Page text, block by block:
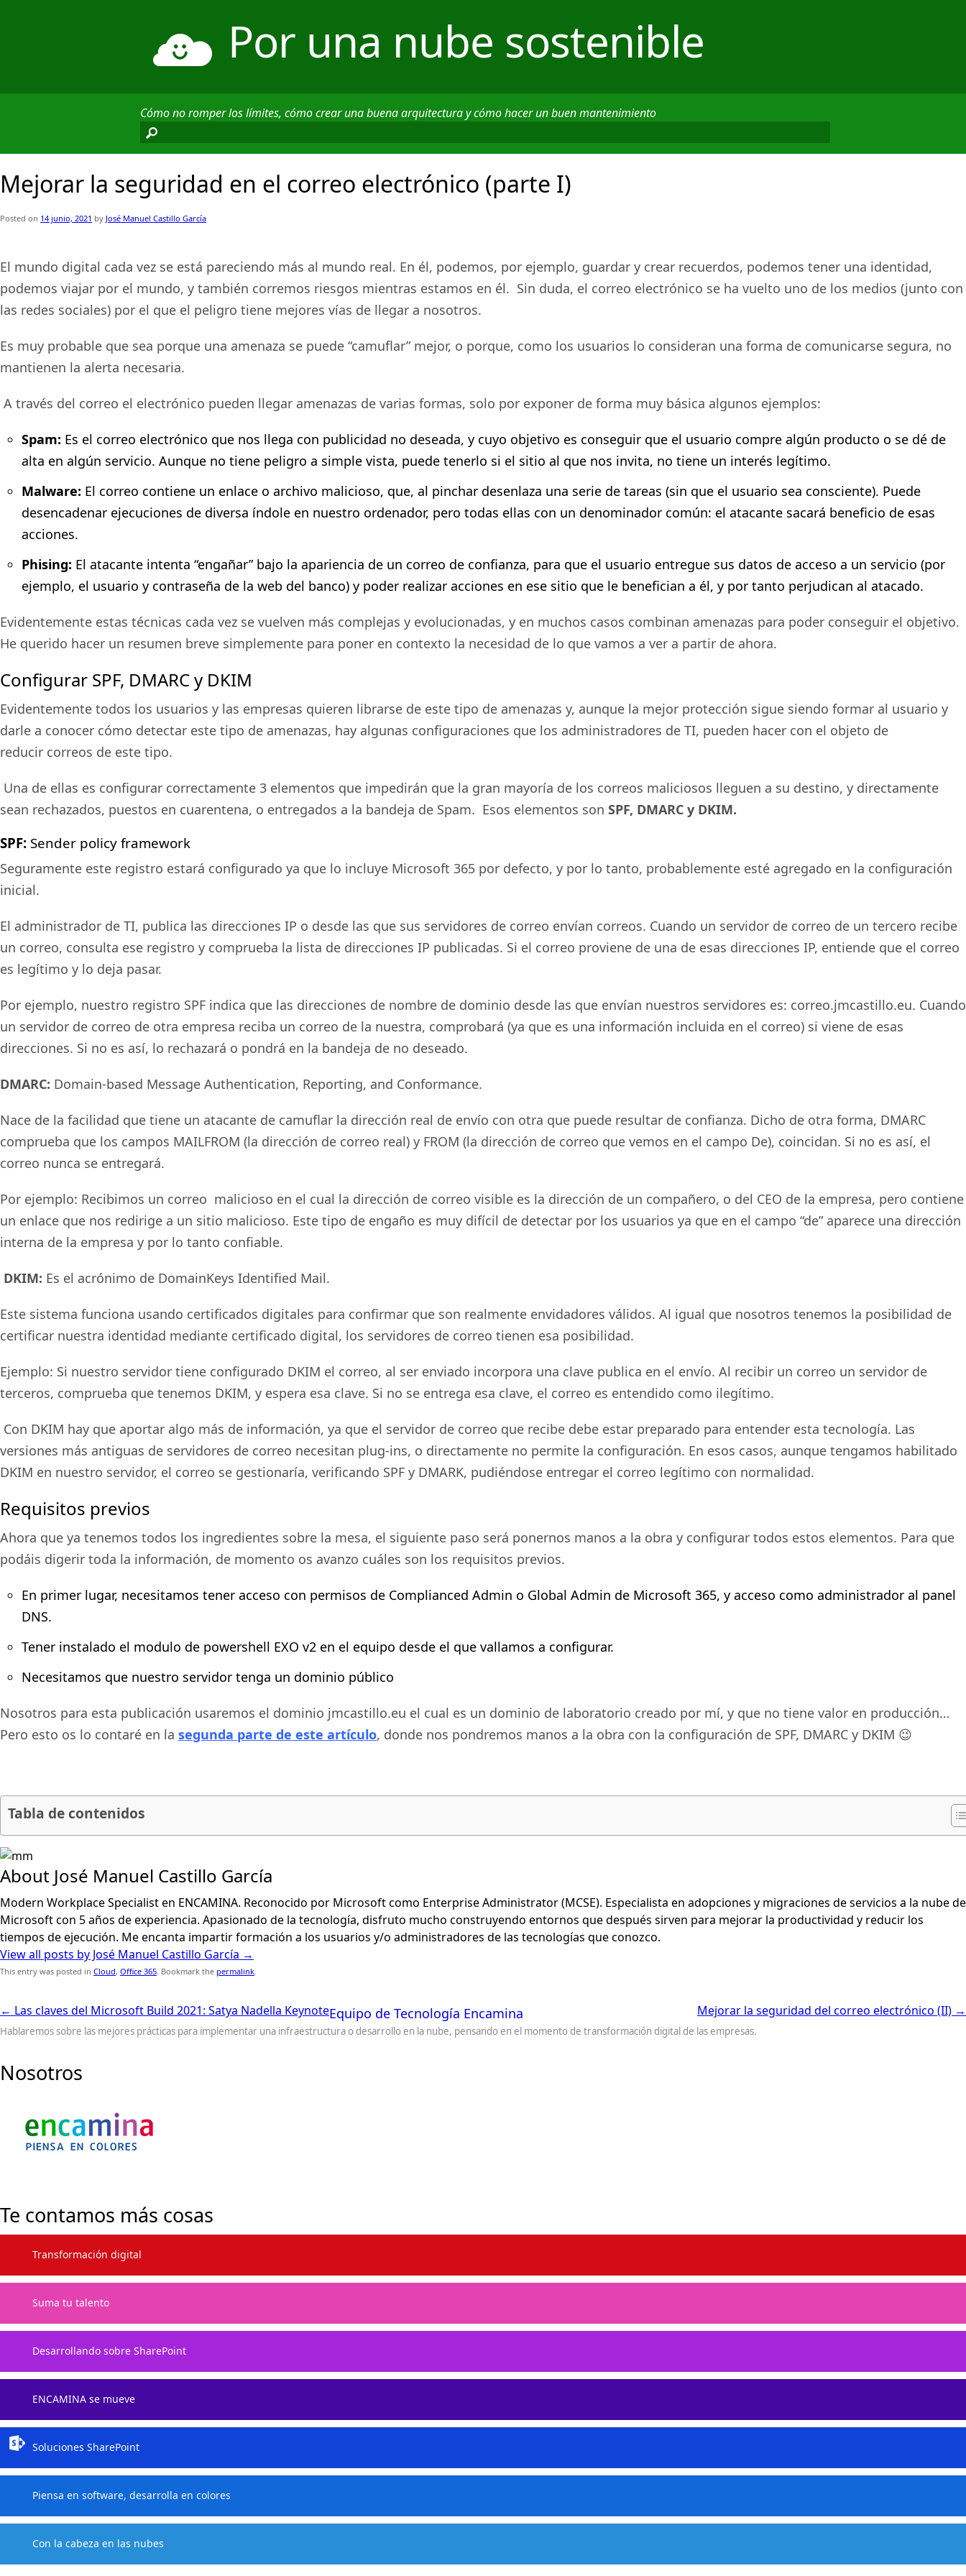
Por una nube sostenible
Cómo no romper los límites, cómo crear una buena arquitectura y cómo hacer un buen mantenimiento
Mejorar la seguridad en el correo electrónico (parte I)
Posted on 14 junio, 2021 by José Manuel Castillo García
El mundo digital cada vez se está pareciendo más al mundo real. En él, podemos, por ejemplo, guardar y crear recuerdos, podemos tener una identidad,
podemos viajar por el mundo, y también corremos riesgos mientras estamos en él. Sin duda, el correo electrónico se ha vuelto uno de los medios (junto con
las redes sociales) por el que el peligro tiene mejores vías de llegar a nosotros.
Es muy probable que sea porque una amenaza se puede “camuflar” mejor, o porque, como los usuarios lo consideran una forma de comunicarse segura, no
mantienen la alerta necesaria.
A través del correo el electrónico pueden llegar amenazas de varias formas, solo por exponer de forma muy básica algunos ejemplos:
Spam: Es el correo electrónico que nos llega con publicidad no deseada, y cuyo objetivo es conseguir que el usuario compre algún producto o se dé de
alta en algún servicio. Aunque no tiene peligro a simple vista, puede tenerlo si el sitio al que nos invita, no tiene un interés legítimo.
Malware: El correo contiene un enlace o archivo malicioso, que, al pinchar desenlaza una serie de tareas (sin que el usuario sea consciente). Puede
desencadenar ejecuciones de diversa índole en nuestro ordenador, pero todas ellas con un denominador común: el atacante sacará beneficio de esas
acciones.
Phising: El atacante intenta “engañar” bajo la apariencia de un correo de confianza, para que el usuario entregue sus datos de acceso a un servicio (por
ejemplo, el usuario y contraseña de la web del banco) y poder realizar acciones en ese sitio que le benefician a él, y por tanto perjudican al atacado.
Evidentemente estas técnicas cada vez se vuelven más complejas y evolucionadas, y en muchos casos combinan amenazas para poder conseguir el objetivo.
He querido hacer un resumen breve simplemente para poner en contexto la necesidad de lo que vamos a ver a partir de ahora.
Configurar SPF, DMARC y DKIM
Evidentemente todos los usuarios y las empresas quieren librarse de este tipo de amenazas y, aunque la mejor protección sigue siendo formar al usuario y
darle a conocer cómo detectar este tipo de amenazas, hay algunas configuraciones que los administradores de TI, pueden hacer con el objeto de
reducir correos de este tipo.
Una de ellas es configurar correctamente 3 elementos que impedirán que la gran mayoría de los correos maliciosos lleguen a su destino, y directamente
sean rechazados, puestos en cuarentena, o entregados a la bandeja de Spam. Esos elementos son SPF, DMARC y DKIM.
SPF: Sender policy framework
Seguramente este registro estará configurado ya que lo incluye Microsoft 365 por defecto, y por lo tanto, probablemente esté agregado en la configuración
inicial.
El administrador de TI, publica las direcciones IP o desde las que sus servidores de correo envían correos. Cuando un servidor de correo de un tercero recibe
un correo, consulta ese registro y comprueba la lista de direcciones IP publicadas. Si el correo proviene de una de esas direcciones IP, entiende que el correo
es legítimo y lo deja pasar.
Por ejemplo, nuestro registro SPF indica que las direcciones de nombre de dominio desde las que envían nuestros servidores es: correo.jmcastillo.eu. Cuando
un servidor de correo de otra empresa reciba un correo de la nuestra, comprobará (ya que es una información incluida en el correo) si viene de esas
direcciones. Si no es así, lo rechazará o pondrá en la bandeja de no deseado.
DMARC: Domain-based Message Authentication, Reporting, and Conformance.
Nace de la facilidad que tiene un atacante de camuflar la dirección real de envío con otra que puede resultar de confianza. Dicho de otra forma, DMARC
comprueba que los campos MAILFROM (la dirección de correo real) y FROM (la dirección de correo que vemos en el campo De), coincidan. Si no es así, el
correo nunca se entregará.
Por ejemplo: Recibimos un correo malicioso en el cual la dirección de correo visible es la dirección de un compañero, o del CEO de la empresa, pero contiene
un enlace que nos redirige a un sitio malicioso. Este tipo de engaño es muy difícil de detectar por los usuarios ya que en el campo “de” aparece una dirección
interna de la empresa y por lo tanto confiable.
DKIM: Es el acrónimo de DomainKeys Identified Mail.
Este sistema funciona usando certificados digitales para confirmar que son realmente envidadores válidos. Al igual que nosotros tenemos la posibilidad de
certificar nuestra identidad mediante certificado digital, los servidores de correo tienen esa posibilidad.
Ejemplo: Si nuestro servidor tiene configurado DKIM el correo, al ser enviado incorpora una clave publica en el envío. Al recibir un correo un servidor de
terceros, comprueba que tenemos DKIM, y espera esa clave. Si no se entrega esa clave, el correo es entendido como ilegítimo.
Con DKIM hay que aportar algo más de información, ya que el servidor de correo que recibe debe estar preparado para entender esta tecnología. Las
versiones más antiguas de servidores de correo necesitan plug-ins, o directamente no permite la configuración. En esos casos, aunque tengamos habilitado
DKIM en nuestro servidor, el correo se gestionaría, verificando SPF y DMARK, pudiéndose entregar el correo legítimo con normalidad.
Requisitos previos
Ahora que ya tenemos todos los ingredientes sobre la mesa, el siguiente paso será ponernos manos a la obra y configurar todos estos elementos. Para que
podáis digerir toda la información, de momento os avanzo cuáles son los requisitos previos.
En primer lugar, necesitamos tener acceso con permisos de Complianced Admin o Global Admin de Microsoft 365, y acceso como administrador al panel
DNS.
Tener instalado el modulo de powershell EXO v2 en el equipo desde el que vallamos a configurar.
Necesitamos que nuestro servidor tenga un dominio público
Nosotros para esta publicación usaremos el dominio jmcastillo.eu el cual es un dominio de laboratorio creado por mí, y que no tiene valor en producción…
Pero esto os lo contaré en la segunda parte de este artículo, donde nos pondremos manos a la obra con la configuración de SPF, DMARC y DKIM 😉
Tabla de contenidos
About José Manuel Castillo García
Modern Workplace Specialist en ENCAMINA. Reconocido por Microsoft como Enterprise Administrator (MCSE). Especialista en adopciones y migraciones de servicios a la nube de
Microsoft con 5 años de experiencia. Apasionado de la tecnología, disfruto mucho construyendo entornos que después sirven para mejorar la productividad y reducir los
tiempos de ejecución. Me encanta impartir formación a los usuarios y/o administradores de las tecnologías que conozco.
View all posts by José Manuel Castillo García →
This entry was posted in Cloud, Office 365 . Bookmark the permalink
← Las claves del Microsoft Build 2021: Satya Nadella Keynote Mejorar la seguridad del correo electrónico (II) →
Equipo de Tecnología Encamina
Hablaremos sobre las mejores prácticas para implementar una infraestructura o desarrollo en la nube, pensando en el momento de transformación digital de las empresas.
Nosotros
Te contamos más cosas
Transformación digital
Suma tu talento
Desarrollando sobre SharePoint
ENCAMINA se mueve
Soluciones SharePoint
Piensa en software, desarrolla en colores
Con la cabeza en las nubes